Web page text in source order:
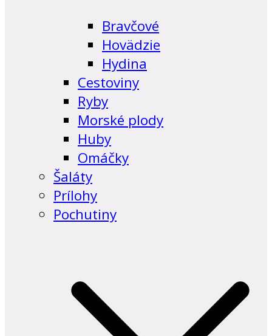
Bravčové
Hovädzie
Hydina
Cestoviny
Ryby
Morské plody
Huby
Omáčky
Šaláty
Prílohy
Pochutiny